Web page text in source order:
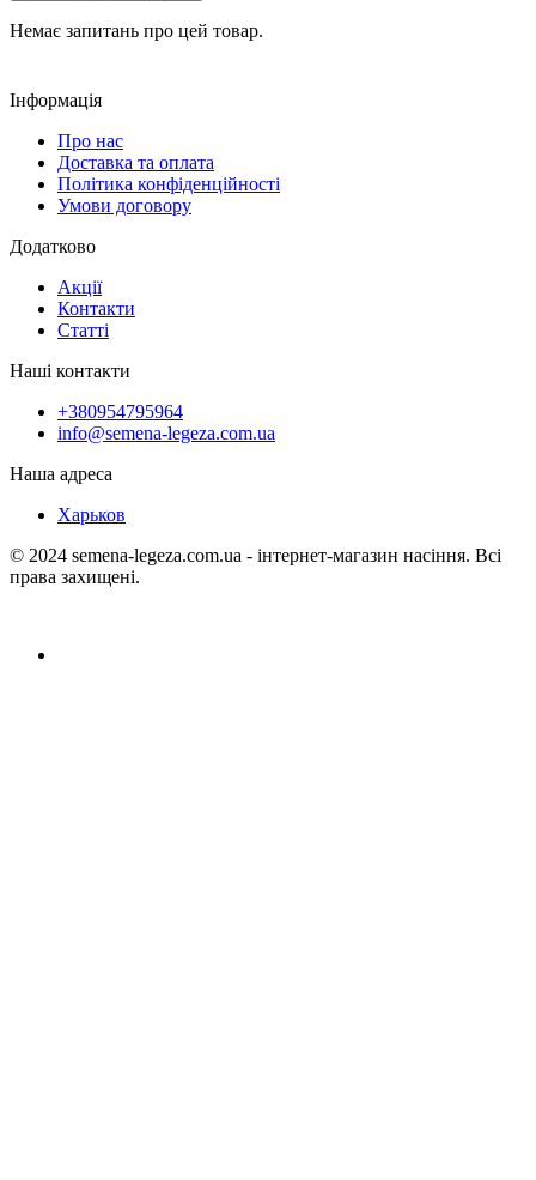
Немає запитань про цей товар.
Інформація
Про нас
Доставка та оплата
Політика конфіденційності
Умови договору
Додатково
Акції
Контакти
Статті
Наші контакти
+380954795964
info@semena-legeza.com.ua
Наша адреса
Харьков
© 2024 semena-legeza.com.ua - інтернет-магазин насіння. Всі
права захищені.